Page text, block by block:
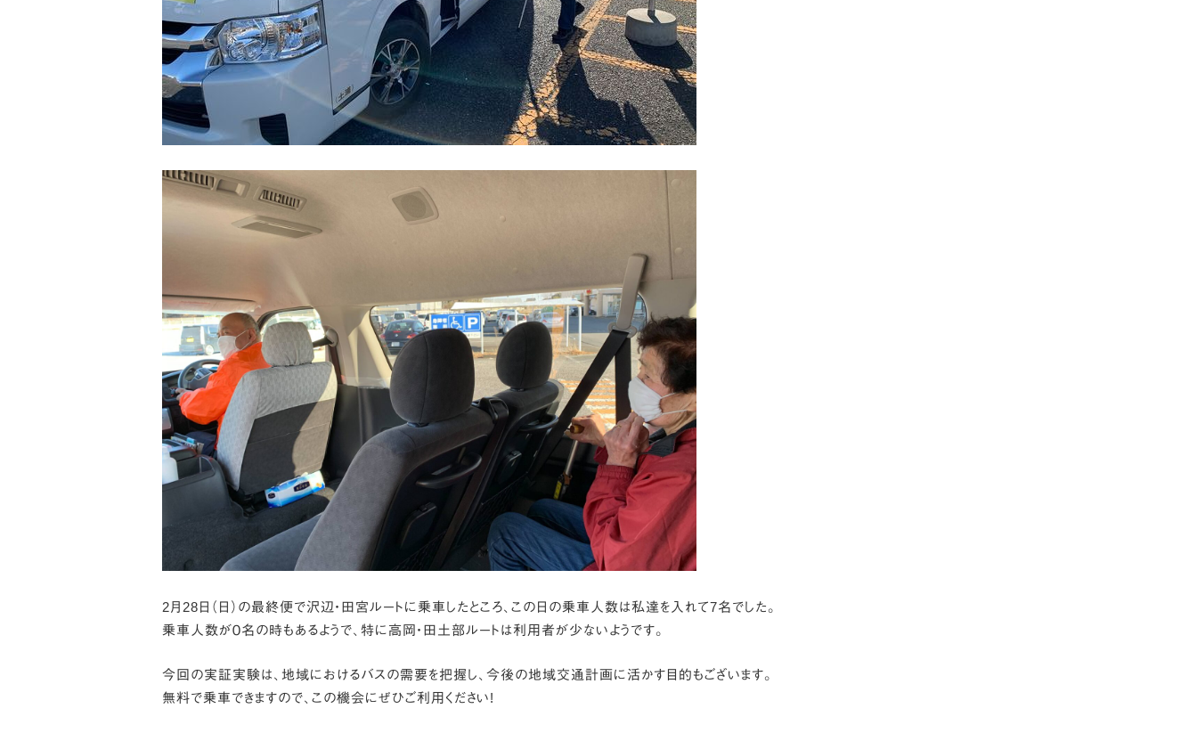
2月28日（日）の最終便で沢辺・田宮ルートに乗車したところ、この日の乗車人数は私達を入れて7名でした。
乗車人数が０名の時もあるようで、特に高岡・田土部ルートは利用者が少ないようです。
今回の実証実験は、地域におけるバスの需要を把握し、今後の地域交通計画に活かす目的もございます。
無料で乗車できますので、この機会にぜひご利用ください!